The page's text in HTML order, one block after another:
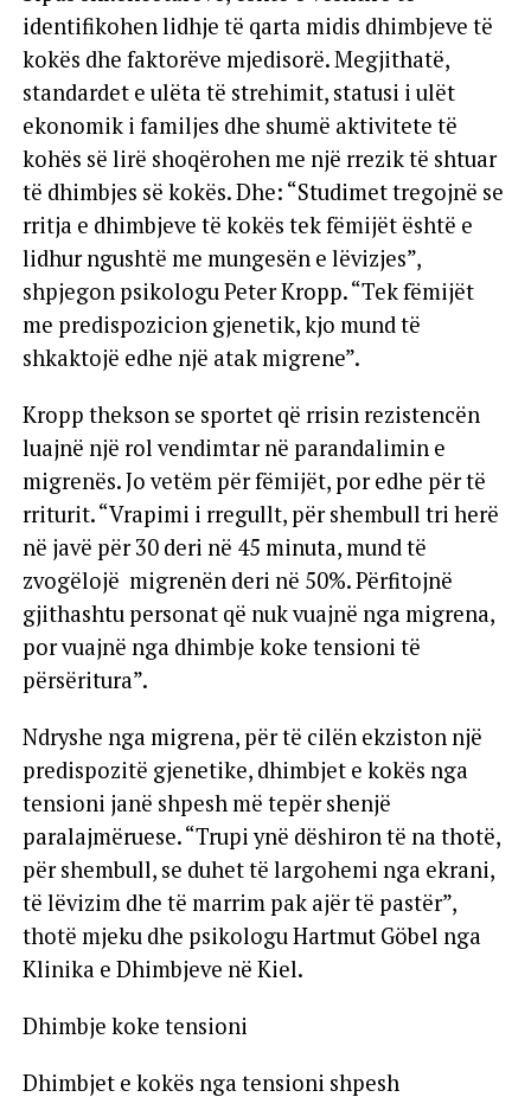
identifikohen lidhje të qarta midis dhimbjeve të
kokës dhe faktorëve mjedisorë. Megjithatë,
standardet e ulëta të strehimit, statusi i ulët
ekonomik i familjes dhe shumë aktivitete të
kohës së lirë shoqërohen me një rrezik të shtuar
të dhimbjes së kokës. Dhe: “Studimet tregojnë se
rritja e dhimbjeve të kokës tek fëmijët është e
lidhur ngushtë me mungesën e lëvizjes”,
shpjegon psikologu Peter Kropp. “Tek fëmijët
me predispozicion gjenetik, kjo mund të
shkaktojë edhe një atak migrene”.
Kropp thekson se sportet që rrisin rezistencën
luajnë një rol vendimtar në parandalimin e
migrenës. Jo vetëm për fëmijët, por edhe për të
rriturit. “Vrapimi i rregullt, për shembull tri herë
në javë për 30 deri në 45 minuta, mund të
zvogëlojë migrenën deri në 50%. Përfitojnë
gjithashtu personat që nuk vuajnë nga migrena,
por vuajnë nga dhimbje koke tensioni të
përsëritura”.
Ndryshe nga migrena, për të cilën ekziston një
predispozitë gjenetike, dhimbjet e kokës nga
tensioni janë shpesh më tepër shenjë
paralajmëruese. “Trupi ynë dëshiron të na thotë,
për shembull, se duhet të largohemi nga ekrani,
të lëvizim dhe të marrim pak ajër të pastër”,
thotë mjeku dhe psikologu Hartmut Göbel nga
Klinika e Dhimbjeve në Kiel.
Dhimbje koke tensioni
Dhimbjet e kokës nga tensioni shpesh